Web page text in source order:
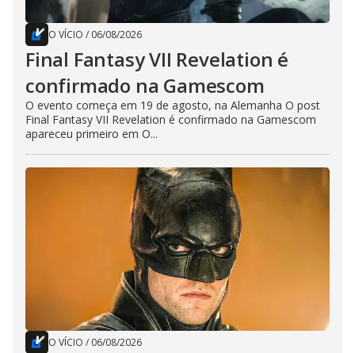
O VÍCIO / 06/08/2026
Final Fantasy VII Revelation é
confirmado na Gamescom
O evento começa em 19 de agosto, na Alemanha O post
Final Fantasy VII Revelation é confirmado na Gamescom
apareceu primeiro em O...
O VÍCIO / 06/08/2026